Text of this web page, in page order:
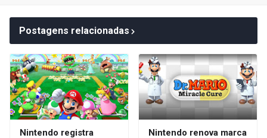
Postagens relacionadas
Nintendo registra
Nintendo renova marca